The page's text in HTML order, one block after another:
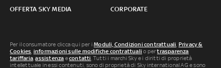
OFFERTA SKY MEDIA CORPORATE
Per il consumatore clicca qui per iModuli, Condizioni contrattuali Privacy &
Cookies informazioni sulle modifiche contrattuali o pertrasparenza
tariffaria ,assistenza econtatti . Tutti i marchi Sky e i diritti di proprietà
intellettuale in essi contenuti, sono di proprietà di Sky international AG e sono